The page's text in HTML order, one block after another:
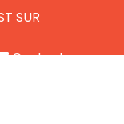
SUR
Contactez-nous